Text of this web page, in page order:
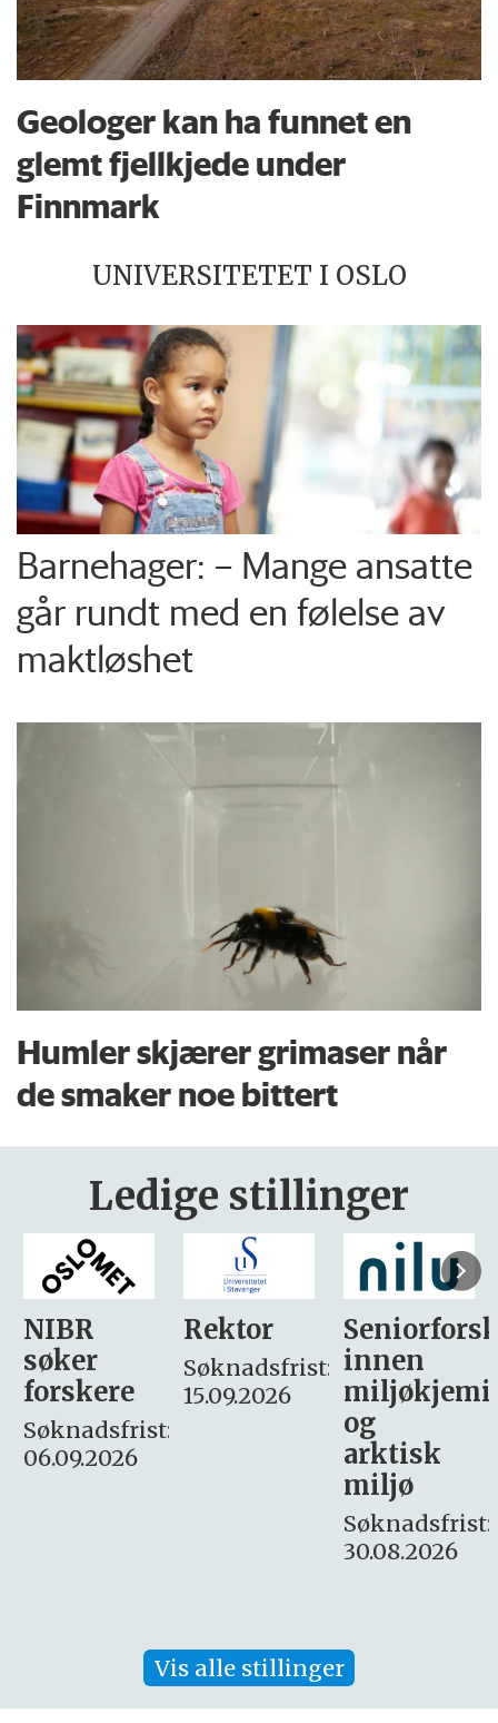
Geologer kan ha funnet en
glemt fjellkjede under
Finnmark
UNIVERSITETET I OSLO
Barnehager: – Mange ansatte
går rundt med en følelse av
maktløshet
Humler skjærer grimaser når
de smaker noe bittert
Ledige stillinger
Rektor
Søknadsfrist:
15.09.2026
Seniorforsker
innen
miljøkjemi
søker
– fast
Søknadsfrist:
16. august.
Vis alle stillinger